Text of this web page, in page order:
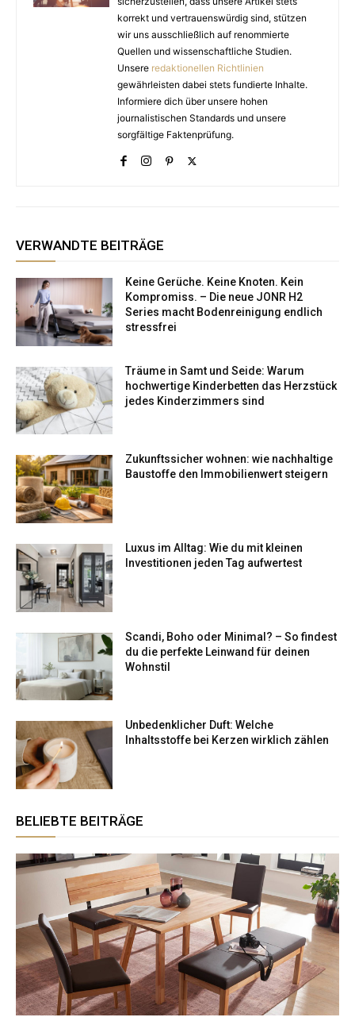
korrekt und vertrauenswürdig sind, stützen
wir uns ausschließlich auf renommierte
Quellen und wissenschaftliche Studien.
Unsere redaktionellen Richtlinien
gewährleisten dabei stets fundierte Inhalte.
Informiere dich über unsere hohen
journalistischen Standards und unsere
sorgfältige Faktenprüfung.
VERWANDTE BEITRÄGE
Keine Gerüche. Keine Knoten. Kein
Kompromiss. – Die neue JONR H2
Series macht Bodenreinigung endlich
stressfrei
Träume in Samt und Seide: Warum
hochwertige Kinderbetten das Herzstück
jedes Kinderzimmers sind
Zukunftssicher wohnen: wie nachhaltige
Baustoffe den Immobilienwert steigern
Luxus im Alltag: Wie du mit kleinen
Investitionen jeden Tag aufwertest
Scandi, Boho oder Minimal? – So findest
du die perfekte Leinwand für deinen
Wohnstil
Unbedenklicher Duft: Welche
Inhaltsstoffe bei Kerzen wirklich zählen
BELIEBTE BEITRÄGE